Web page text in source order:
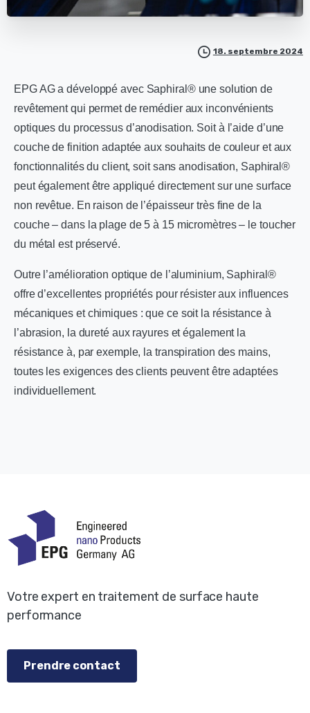
18. septembre 2024
EPG AG a développé avec Saphiral® une solution de
revêtement qui permet de remédier aux inconvénients
optiques du processus d’anodisation. Soit à l’aide d’une
couche de finition adaptée aux souhaits de couleur et aux
fonctionnalités du client, soit sans anodisation, Saphiral®
peut également être appliqué directement sur une surface
non revêtue. En raison de l’épaisseur très fine de la
couche – dans la plage de 5 à 15 micromètres – le toucher
du métal est préservé.
Outre l’amélioration optique de l’aluminium, Saphiral®
offre d’excellentes propriétés pour résister aux influences
mécaniques et chimiques : que ce soit la résistance à
l’abrasion, la dureté aux rayures et également la
résistance à, par exemple, la transpiration des mains,
toutes les exigences des clients peuvent être adaptées
individuellement.
Votre expert en traitement de surface haute
performance
Prendre contact